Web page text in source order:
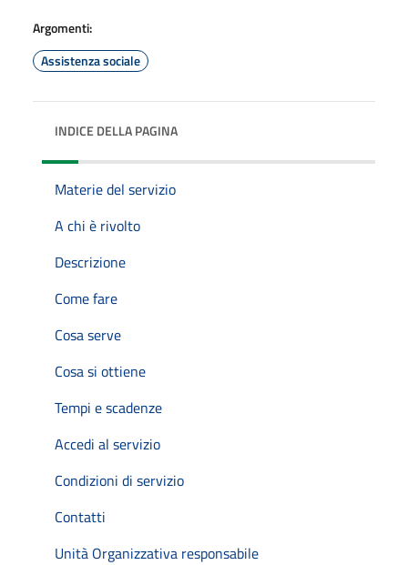
Argomenti:
Assistenza sociale
INDICE DELLA PAGINA
Materie del servizio
A chi è rivolto
Descrizione
Come fare
Cosa serve
Cosa si ottiene
Tempi e scadenze
Accedi al servizio
Condizioni di servizio
Contatti
Unità Organizzativa responsabile